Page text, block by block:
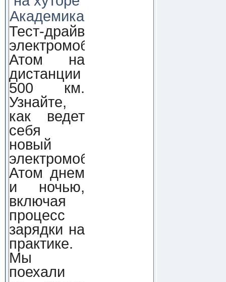
Академика
Тест-драйв
электромобиля
Атом на
дистанции
500 км.
Узнайте,
как ведет
себя
новый
электромобиль
Атом днем
и ночью,
включая
процесс
зарядки на
практике.
Мы
поехали